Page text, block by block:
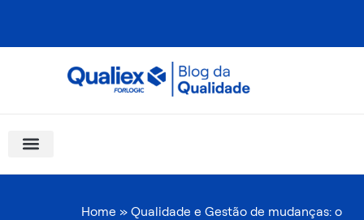
Home » Qualidade e Gestão de mudanças: o